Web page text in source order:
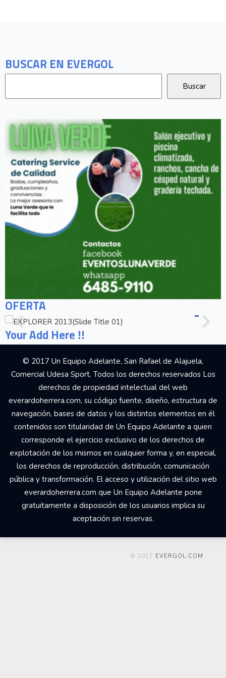
BUSCAR EN EVERGOL
OFERTA
Your Add Here !!
© 2017 Un Equipo Adelante, San Rafael de Alajuela,
Comercial Udesa Sport. Todos los derechos reservados Los
derechos de propiedad intelectual del web
everardoherrera.com, su código fuente, diseño, estructura de
navegación, bases de datos y los distintos elementos en él
contenidos son titularidad de Un Equipo Adelante a quien
corresponde el ejercicio exclusivo de los derechos de
explotación de los mismos en cualquier forma y, en especial,
los derechos de reproducción, distribución, comunicación
pública y transformación. El acceso y utilización del sitio web
everardoherrera.com que Un Equipo Adelante pone
gratuitamente a disposición de los usuarios implica su
aceptación sin reservas.
© 2017 EVERGOL.COM